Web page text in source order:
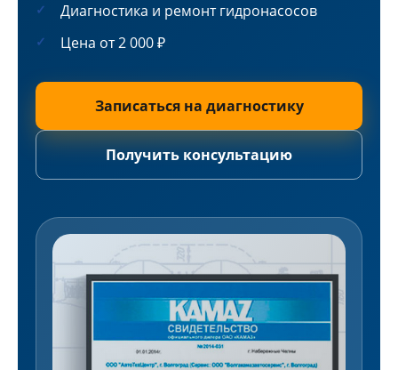
Диагностика и ремонт гидронасосов
Цена от 2 000 ₽
Записаться на диагностику
Получить консультацию